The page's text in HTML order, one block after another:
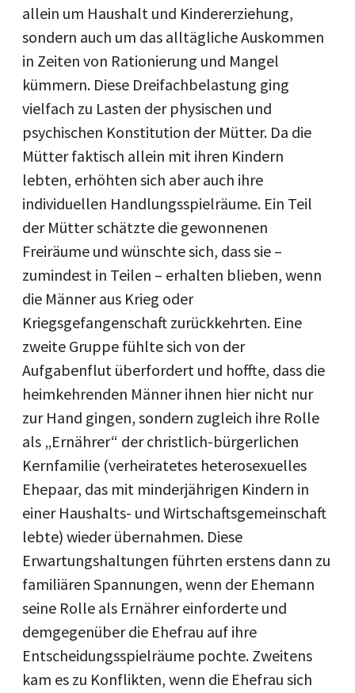
allein um Haushalt und Kindererziehung,
sondern auch um das alltägliche Auskommen
in Zeiten von Rationierung und Mangel
kümmern. Diese Dreifachbelastung ging
vielfach zu Lasten der physischen und
psychischen Konstitution der Mütter. Da die
Mütter faktisch allein mit ihren Kindern
lebten, erhöhten sich aber auch ihre
individuellen Handlungsspielräume. Ein Teil
der Mütter schätzte die gewonnenen
Freiräume und wünschte sich, dass sie –
zumindest in Teilen – erhalten blieben, wenn
die Männer aus Krieg oder
Kriegsgefangenschaft zurückkehrten. Eine
zweite Gruppe fühlte sich von der
Aufgabenflut überfordert und hoffte, dass die
heimkehrenden Männer ihnen hier nicht nur
zur Hand gingen, sondern zugleich ihre Rolle
als „Ernährer“ der christlich-bürgerlichen
Kernfamilie (verheiratetes heterosexuelles
Ehepaar, das mit minderjährigen Kindern in
einer Haushalts- und Wirtschaftsgemeinschaft
lebte) wieder übernahmen. Diese
Erwartungshaltungen führten erstens dann zu
familiären Spannungen, wenn der Ehemann
seine Rolle als Ernährer einforderte und
demgegenüber die Ehefrau auf ihre
Entscheidungsspielräume pochte. Zweitens
kam es zu Konflikten, wenn die Ehefrau sich